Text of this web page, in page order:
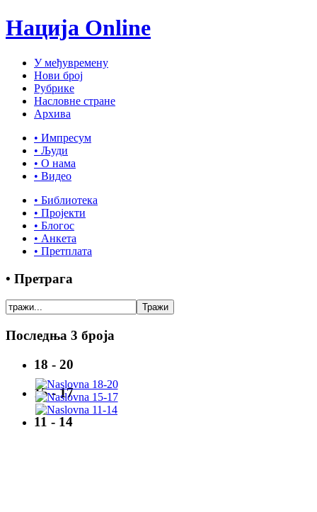
Нација Online
У међувремену
Нови број
Рубрике
Насловне стране
Архива
• Импресум
• Људи
• О нама
• Видео
• Библиотека
• Пројекти
• Блогос
• Анкета
• Претплата
• Претрага
Последња 3 броја
18 - 20
15 - 17
11 - 14